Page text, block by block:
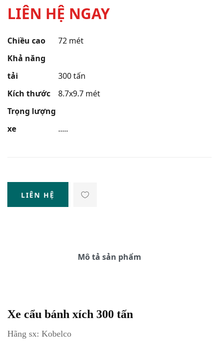
LIÊN HỆ NGAY
Chiều cao
72 mét
Khả năng
tải
300 tấn
Kích thước
8.7x9.7 mét
Trọng lượng
xe
.....
LIÊN HỆ
Mô tả sản phẩm
Xe cẩu bánh xích 300 tấn
Hãng sx: Kobelco